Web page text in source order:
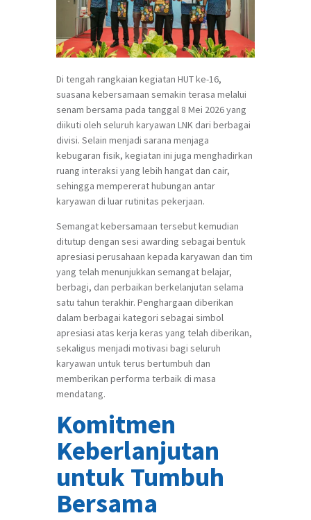
Di tengah rangkaian kegiatan HUT ke-16,
suasana kebersamaan semakin terasa melalui
senam bersama pada tanggal 8 Mei 2026 yang
diikuti oleh seluruh karyawan LNK dari berbagai
divisi. Selain menjadi sarana menjaga
kebugaran fisik, kegiatan ini juga menghadirkan
ruang interaksi yang lebih hangat dan cair,
sehingga mempererat hubungan antar
karyawan di luar rutinitas pekerjaan.
Semangat kebersamaan tersebut kemudian
ditutup dengan sesi awarding sebagai bentuk
apresiasi perusahaan kepada karyawan dan tim
yang telah menunjukkan semangat belajar,
berbagi, dan perbaikan berkelanjutan selama
satu tahun terakhir. Penghargaan diberikan
dalam berbagai kategori sebagai simbol
apresiasi atas kerja keras yang telah diberikan,
sekaligus menjadi motivasi bagi seluruh
karyawan untuk terus bertumbuh dan
memberikan performa terbaik di masa
mendatang.
Komitmen
Keberlanjutan
untuk Tumbuh
Bersama